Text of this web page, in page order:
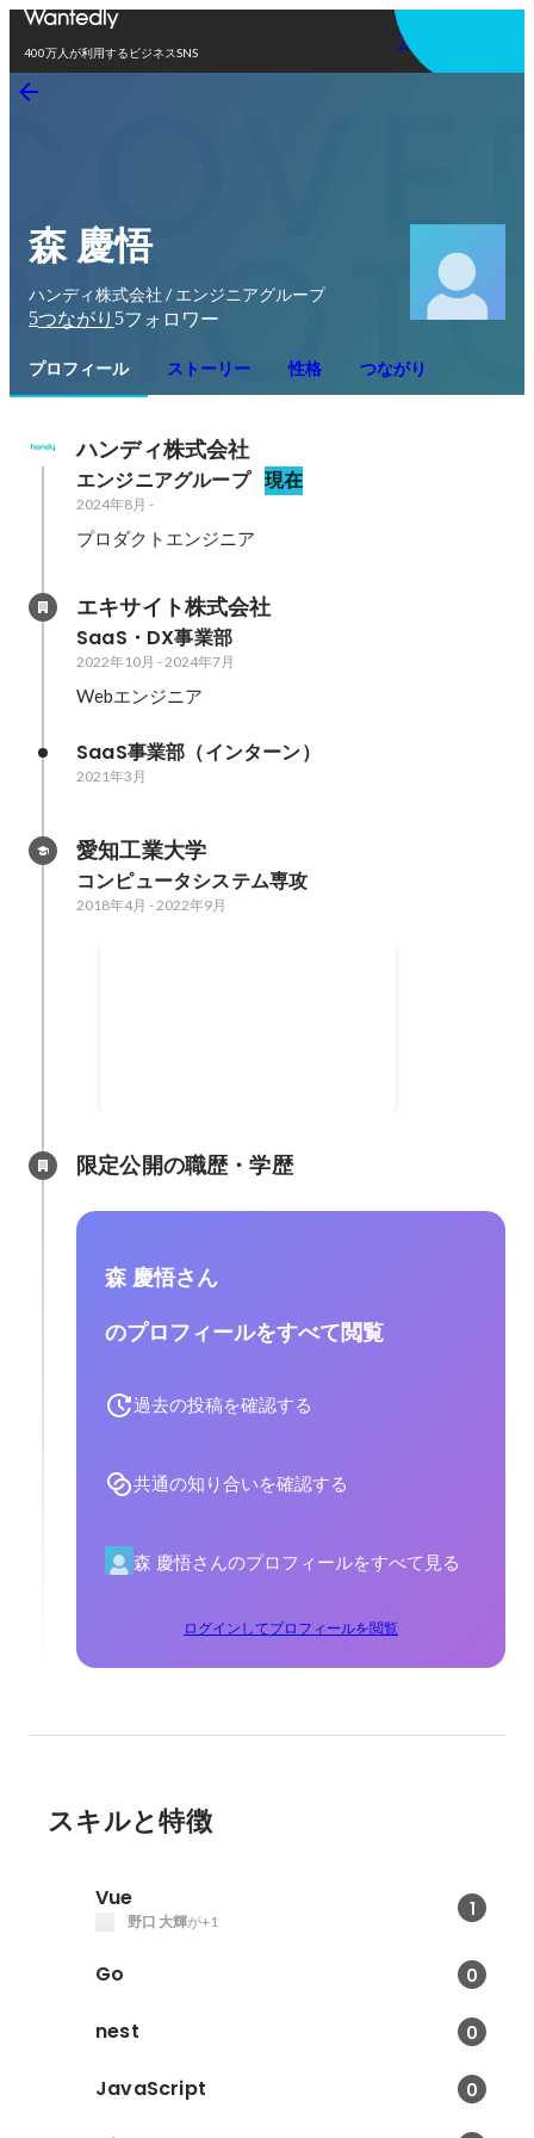
400万人が利用するビジネスSNS
アプリを使う
森 慶悟
ハンディ株式会社 / エンジニアグループ
5つながり 5フォロワー
プロフィール ストーリー 性格 つながり
ハンディ株式会社
エンジニアグループ 現在
2024年8月 -
プロダクトエンジニア
エキサイト株式会社
SaaS・DX事業部
2022年10月 -2024年7月
Webエンジニア
SaaS事業部（インターン）
2021年3月
愛知工業大学
コンピュータシステム専攻
2018年4月 -2022年9月
限定公開の職歴・学歴
森 慶悟さん
のプロフィールをすべて閲覧
過去の投稿を確認する
共通の知り合いを確認する
森 慶悟さんのプロフィールをすべて見る
ログインしてプロフィールを閲覧
スキルと特徴
Vue 1
野口 大輝が+1
Go 0
nest 0
JavaScript 0